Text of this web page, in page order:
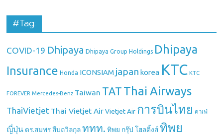
#Tag:
COVID-19 Dhipaya Dhipaya Group Holdings Dhipaya
Insurance Honda ICONSIAM japan korea KTC KTC
FOREVER Mercedes-Benz Taiwan TAT Thai Airways
ThaiVietjet Thai Vietjet Air Vietjet Air การบินไทย คาเฟ่
ญี่ปุ่น ดร.สมพร สืบถวิลกุล ททท. ทิพย กรุ๊ป โฮลดิ้งส์ ทิพย